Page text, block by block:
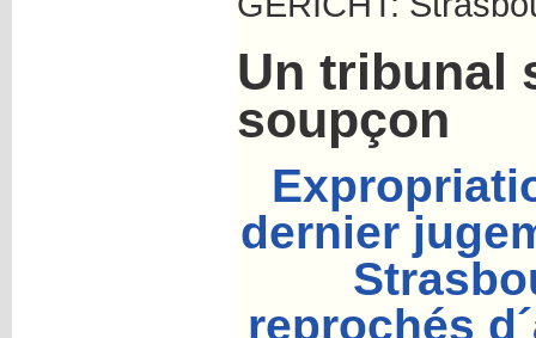
Un tribunal
soupçon
dernier
reprochés